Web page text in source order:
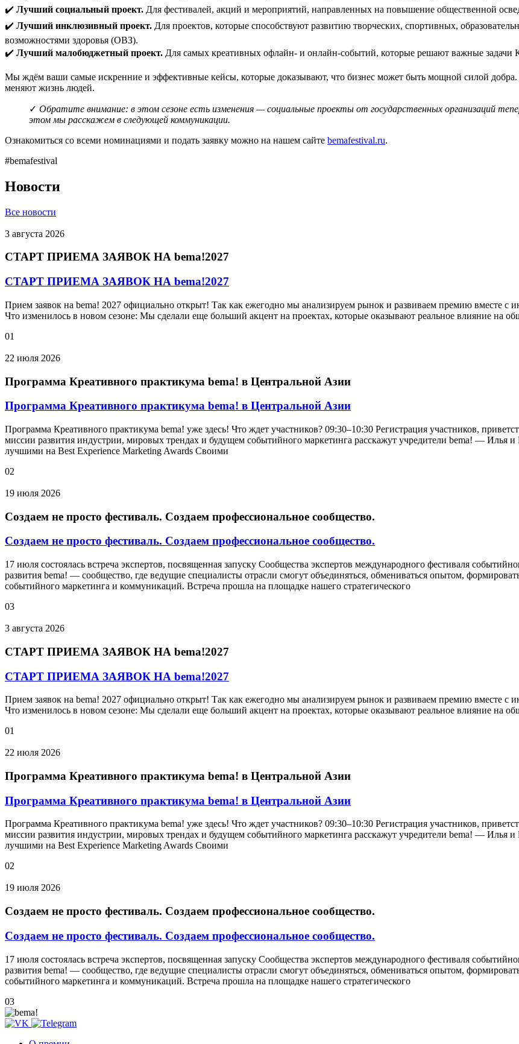
✔️ Лучший социальный проект. Для фестивалей, акций и мероприятий, направленных на повышение общественной
✔️ Лучший инклюзивный проект. Для проектов, которые способствуют развитию творческих, спортивных,
возможностями здоровья (ОВЗ).
✔️ Лучший малобюджетный проект. Для самых креативных офлайн- и онлайн-событий, которые решают важные
Мы ждём ваши самые искренние и эффективные кейсы, которые доказывают, что бизнес может быть мощной силой
меняют жизнь людей.
✓ Обратите внимание: в этом сезоне есть изменения — социальные проекты от государственных организаций
этом мы расскажем в следующей коммуникации.
Ознакомиться со всеми номинациями и подать заявку можно на нашем сайте bemafestival.ru.
#bemafestival
Новости
Все новости
3 августа 2026
СТАРТ ПРИЕМА ЗАЯВОК НА bema!2027
СТАРТ ПРИЕМА ЗАЯВОК НА bema!2027
Прием заявок на bema! 2027 официально открыт! Так как ежегодно мы анализируем рынок и развиваем премию вместе с
Что изменилось в новом сезоне: Мы сделали еще больший акцент на проектах, которые оказывают реальное влияние на
01
22 июля 2026
Программа Креативного практикума bema! в Центральной Азии
Программа Креативного практикума bema! в Центральной Азии
Программа Креативного практикума bema! уже здесь! Что ждет участников? 09:30–10:30 Регистрация участников,
миссии развития индустрии, мировых трендах и будущем событийного маркетинга расскажут учредители bema! — Илья и
лучшими на Best Experience Marketing Awards Своими
02
19 июля 2026
Создаем не просто фестиваль. Создаем профессиональное сообщество.
Создаем не просто фестиваль. Создаем профессиональное сообщество.
17 июля состоялась встреча экспертов, посвященная запуску Сообщества экспертов международного фестиваля
развития bema! — сообщество, где ведущие специалисты отрасли смогут объединяться, обмениваться опытом,
событийного маркетинга и коммуникаций. Встреча прошла на площадке нашего стратегического
03
3 августа 2026
СТАРТ ПРИЕМА ЗАЯВОК НА bema!2027
СТАРТ ПРИЕМА ЗАЯВОК НА bema!2027
Прием заявок на bema! 2027 официально открыт! Так как ежегодно мы анализируем рынок и развиваем премию вместе с
Что изменилось в новом сезоне: Мы сделали еще больший акцент на проектах, которые оказывают реальное влияние на
01
22 июля 2026
Программа Креативного практикума bema! в Центральной Азии
Программа Креативного практикума bema! в Центральной Азии
Программа Креативного практикума bema! уже здесь! Что ждет участников? 09:30–10:30 Регистрация участников,
миссии развития индустрии, мировых трендах и будущем событийного маркетинга расскажут учредители bema! — Илья и
лучшими на Best Experience Marketing Awards Своими
02
19 июля 2026
Создаем не просто фестиваль. Создаем профессиональное сообщество.
Создаем не просто фестиваль. Создаем профессиональное сообщество.
17 июля состоялась встреча экспертов, посвященная запуску Сообщества экспертов международного фестиваля
развития bema! — сообщество, где ведущие специалисты отрасли смогут объединяться, обмениваться опытом,
событийного маркетинга и коммуникаций. Встреча прошла на площадке нашего стратегического
03